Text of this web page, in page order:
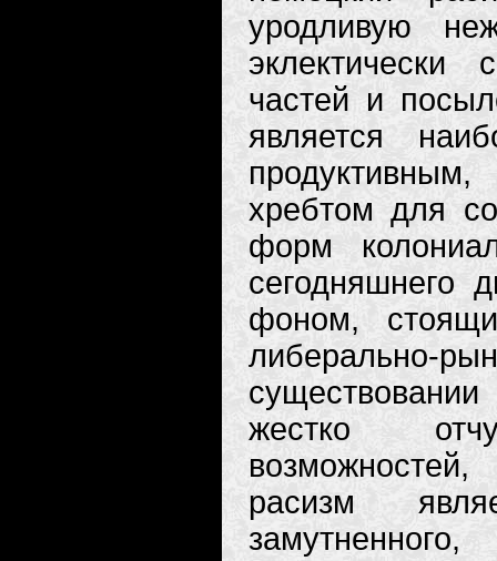
уродливую
частей и
является
хребтом для
форм
сегодняшнего
фоном,
либерально-
жестко
расизм